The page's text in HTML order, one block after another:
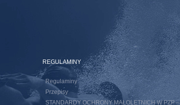
REGULAMINY
Regulaminy
Przepisy
STANDARDY OCHRONY MAŁOLETNICH W PZP –